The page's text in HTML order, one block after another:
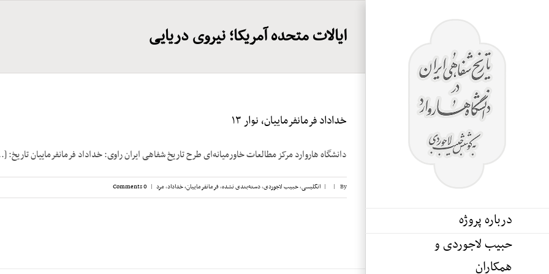
درباره پروژه
حبیب لاجوردی و
همکاران
ایالات متحده آمریکا؛ نیروی دریایی
خداداد فرمانفرماییان، نوار ۱۳
دانشگاه هاروارد مرکز مطالعات خاورمیانه‌ای طرح تاریخ شفاهی ایران راوی: خداداد فرمانفرماییان تاریخ:
By
|
| انگلیسی,حبیب لاجوردی,دسته‌بندی نشده,فرمانفرماییان، خداداد,مرد |
0 Comments